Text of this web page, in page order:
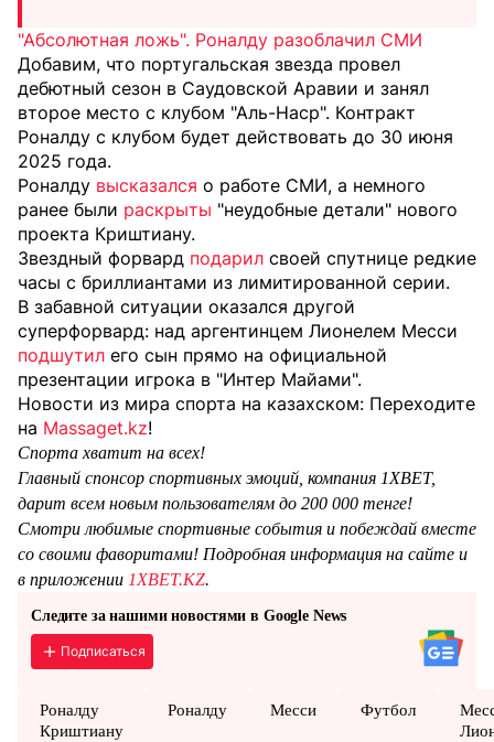
"Абсолютная ложь". Роналду разоблачил СМИ
Добавим, что португальская звезда провел
дебютный сезон в Саудовской Аравии и занял
второе место с клубом "Аль-Наср". Контракт
Роналду с клубом будет действовать до 30 июня
2025 года.
Роналду высказался о работе СМИ, а немного
ранее были раскрыты "неудобные детали" нового
проекта Криштиану.
Звездный форвард подарил своей спутнице редкие
часы с бриллиантами из лимитированной серии.
В забавной ситуации оказался другой
суперфорвард: над аргентинцем Лионелем Месси
подшутил его сын прямо на официальной
презентации игрока в "Интер Майами".
Новости из мира спорта на казахском: Переходите
на Massaget.kz!
Спорта хватит на всех!
Главный спонсор спортивных эмоций, компания 1XBET,
дарит всем новым пользователям до 200 000 тенге!
Смотри любимые спортивные события и побеждай вместе
со своими фаворитами! Подробная информация на сайте и
в приложении 1XBET.KZ.
Следите за нашими новостями в Google News
Подписаться
Роналду
Криштиану
Роналду Месси Футбол